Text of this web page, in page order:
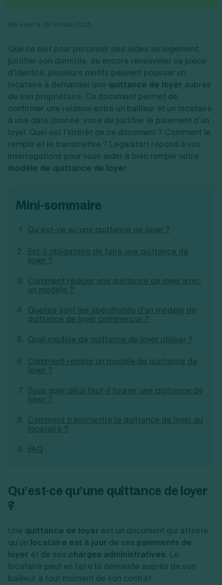
Transport
Autres
Ressources
Simulateur de choix de forme juridique
Calcul de charges sociales
Estimation du coût de création
Calcul d'éligibilité à l'ACRE
Vérification de la disponibilité du nom d'entreprise
Générateur de mentions légales
Gérer son entreprise
Gestion comptable
Approbation des comptes
Dépôt de marque
Recherche d'antériorité
Protection des créations
Confidentialité de l'adresse du dirigeant
Fermer son entreprise
Radiation auto entrepreneur
Mise en sommeil
Toutes les modifications
Conseil/finance
Vente en ligne
Services aux entreprises
Construction/travaux
Restauration
Commerce
Transport
Autres
Par fonctionnalité
Logiciel de facturation
Logiciel de comptabilité
Bilans et déclarations fiscales
Je souhaite être accompagné
Découvrez notre cabinet d'expertise
comptable LS Compta
Fiches SCI
Fiches auto-entrepreneur
Fiches association
Toutes les fiches sur la création
Autres démarches
Gestion d’entreprise
Fermeture d’entreprise
Exercice d’un métier
Recouvrement de factures
Gérer ses salariés
Sélection de fiches pratiques
Création d'entreprise
Création de micro-entreprise
Création d'EURL
Création de SARL
Création de SAS
Création d'association
Aides à la création d’entreprise
Ouverture compte pro
Fermeture d’une entreprise
Création d'entreprise
Que ce soit pour percevoir des aides au logement,
justifier son domicile, ou encore renouveler sa pièce
d’identité, plusieurs motifs peuvent pousser un
locataire à demander une quittance de loyer auprès
de son propriétaire. Ce document permet de
confirmer une relation entre un bailleur et un locataire
à une date donnée, voire de justifier le paiement d’un
loyer. Quel est l’intérêt de ce document ? Comment le
remplir et le transmettre ? Legalstart répond à vos
interrogations pour vous aider à bien remplir votre
modèle de quittance de loyer.
mini-sommaire
Qu’est-ce qu’une quittance de loyer ?
Est-il obligatoire de faire une quittance de
loyer ?
Comment rédiger une quittance de loyer avec
un modèle ?
Quelles sont les spécificités d’un modèle de
quittance de loyer commercial ?
Quel modèle de quittance de loyer utiliser ?
Comment remplir un modèle de quittance de
loyer ?
Sous quel délai faut-il fournir une quittance de
loyer ?
Comment transmettre la quittance de loyer au
locataire ?
FAQ
Qu’est-ce qu’une quittance de loyer
?
Une quittance de loyer est un document qui atteste
qu’un locataire est à jour de ses paiements de
loyer et de ses charges administratives. Le
locataire peut en faire la demande auprès de son
bailleur à tout moment de son contrat.